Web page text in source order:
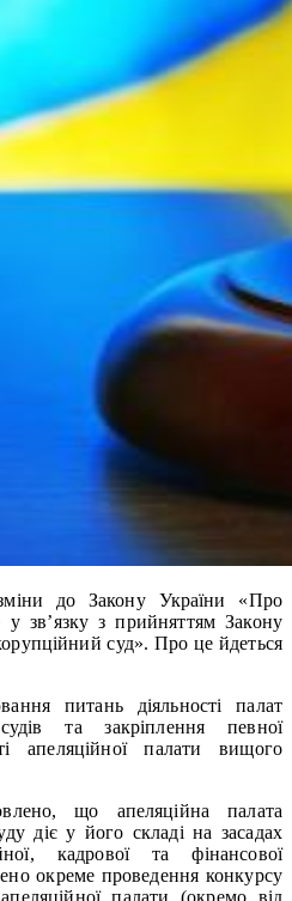
до Закону України «Про
у зв’язку з прийняттям Закону
суд». Про це йдеться
питань діяльності палат
та закріплення певної
апеляційної палати вищого
що апеляційна палата
діє у його складі на засадах
кадрової та фінансової
окреме проведення конкурсу
палати (окремо від